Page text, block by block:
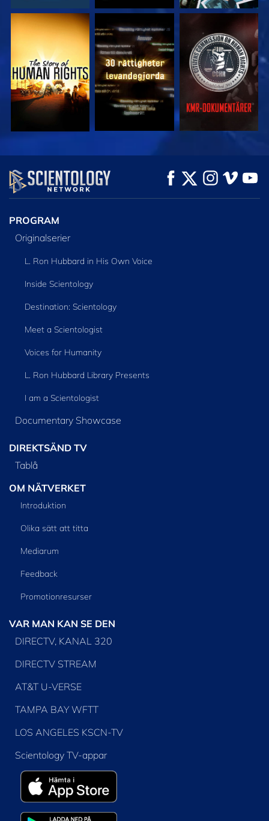
TITTA TITTA TITTA
TITTA
UTFORSKA
SERIEN
PROGRAM
Originalserier
L. Ron Hubbard in His Own Voice
Inside Scientology
Destination: Scientology
Meet a Scientologist
Voices for Humanity
L. Ron Hubbard Library Presents
I am a Scientologist
Documentary Showcase
DIREKTSÄND TV
Tablå
OM NÄTVERKET
Introduktion
Olika sätt att titta
Mediarum
Feedback
Promotionresurser
VAR MAN KAN SE DEN
DIRECTV, KANAL 320
DIRECTV STREAM
AT&T U-VERSE
TAMPA BAY WFTT
LOS ANGELES KSCN-TV
Scientology TV-appar